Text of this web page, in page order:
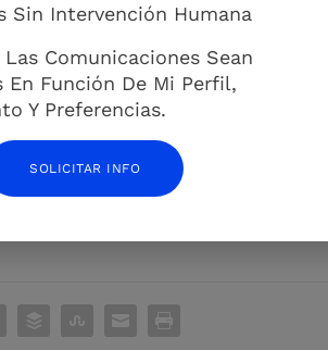
hay nueve lugares públicos en el centro
le ayuda a encontrar baños públicos en
(su uso cuesta 2 euros) y, por supuesto,
Sin Intervención Humana
Comunicaciones Sean
En Función De Mi Perfil,
Y Preferencias.
SOLICITAR INFO